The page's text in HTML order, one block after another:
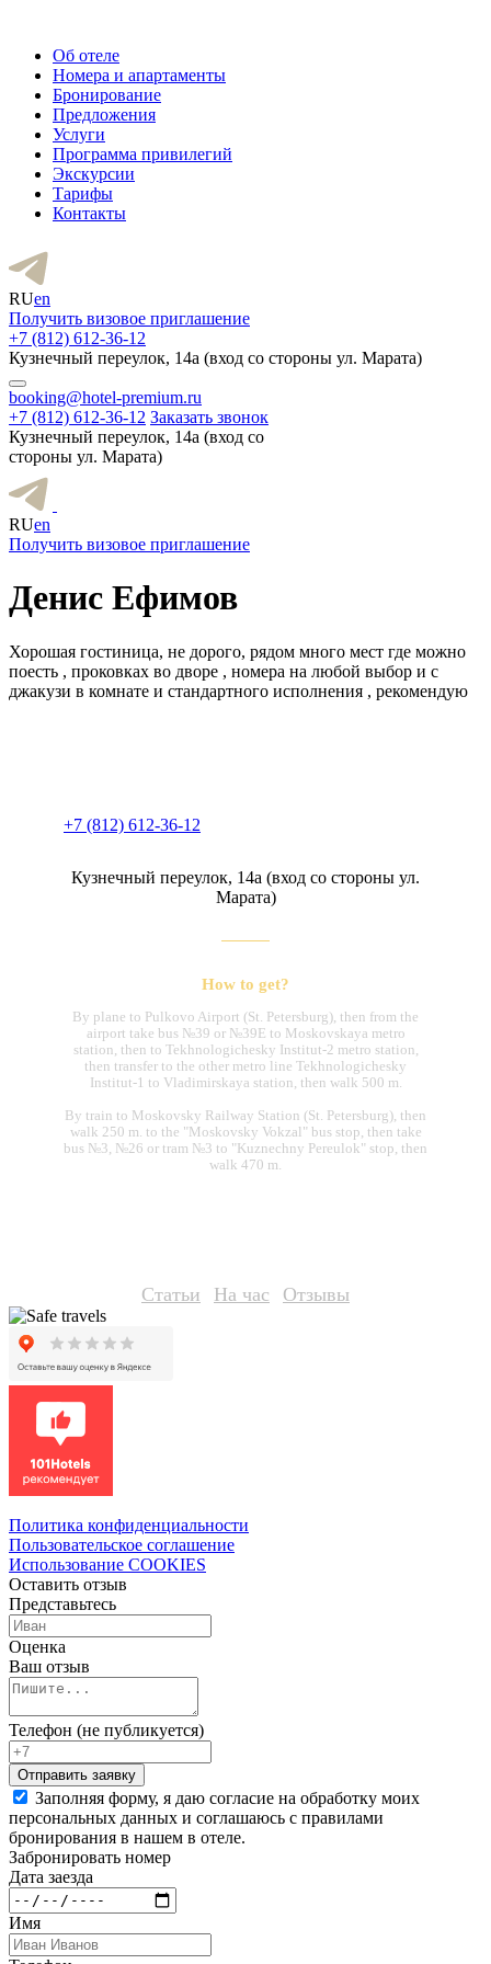
Об отеле
Номера и апартаменты
Бронирование
Предложения
Услуги
Программа привилегий
Экскурсии
Тарифы
Контакты
RUen
Получить визовое приглашение
+7 (812) 612-36-12
Кузнечный переулок, 14а (вход со стороны ул. Марата)
booking@hotel-premium.ru
+7 (812) 612-36-12 Заказать звонок
Кузнечный переулок, 14а (вход со
стороны ул. Марата)
RUen
Получить визовое приглашение
Денис Ефимов
Хорошая гостиница, не дорого, рядом много мест где можно
поесть , проковках во дворе , номера на любой выбор и с
джакузи в комнате и стандартного исполнения , рекомендую
+7 (812) 612-36-12
Кузнечный переулок, 14а (вход со стороны ул.
Марата)
How to get?
By plane to Pulkovo Airport (St. Petersburg), then from the
airport take bus №39 or №39E to Moskovskaya metro
station, then to Tekhnologichesky Institut-2 metro station,
then transfer to the other metro line Tekhnologichesky
Institut-1 to Vladimirskaya station, then walk 500 m.
By train to Moskovsky Railway Station (St. Petersburg), then
walk 250 m. to the "Moskovsky Vokzal" bus stop, then take
bus №3, №26 or tram №3 to "Kuznechny Pereulok" stop, then
walk 470 m.
Статьи На час Отзывы
Политика конфиденциальности
Пользовательское соглашение
Использование COOKIES
Оставить отзыв
Представьтесь
Оценка
Ваш отзыв
Телефон (не публикуется)
Заполняя форму, я даю согласие на обработку моих
персональных данных и соглашаюсь с правилами
бронирования в нашем в отеле.
Забронировать номер
Дата заезда
Имя